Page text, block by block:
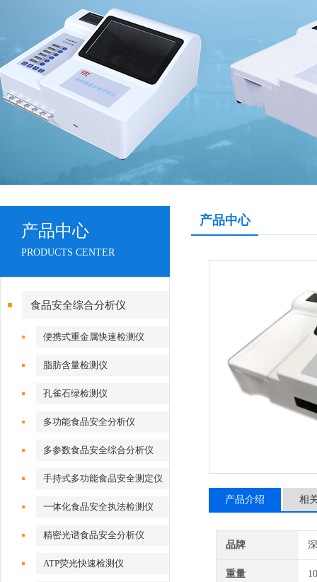
产品中心
PRODUCTS CENTER
食品安全综合分析仪
便携式重金属快速检测仪
脂肪含量检测仪
孔雀石绿检测仪
多功能食品安全分析仪
多参数食品安全综合分析仪
手持式多功能食品安全测定仪
一体化食品安全执法检测仪
精密光谱食品安全分析仪
ATP荧光快速检测仪
产品中心
产品介绍 相
品牌
重量